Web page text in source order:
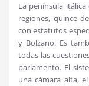
La península
regiones, quince
con estatutos
y Bolzano. Es
todas las
parlamento. El
una cámara alta,